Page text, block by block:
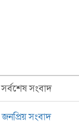
সর্বশেষ সংবাদ
জনপ্রিয় সংবাদ